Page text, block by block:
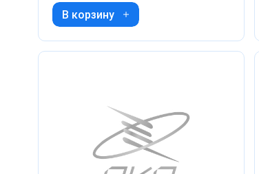
В корзину